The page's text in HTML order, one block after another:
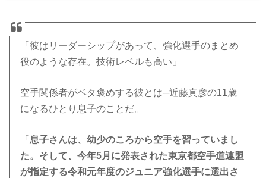
「彼はリーダーシップがあって、強化選手のまとめ
役のような存在。技術レベルも高い」
空手関係者がベタ褒めする彼とは─近藤真彦の11歳
になるひとり息子のことだ。
「 息子さんは、幼少のころから空手を習っていまし
た。そして、今年5月に発表された東京都空手道連盟
が指定する令和元年度のジュニア強化選手に選出さ